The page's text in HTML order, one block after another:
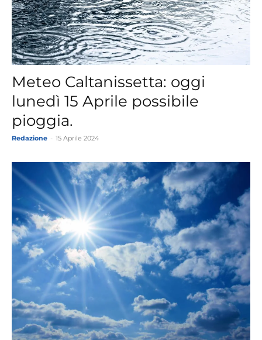
Meteo Caltanissetta: oggi
lunedì 15 Aprile possibile
pioggia.
Redazione 15 Aprile 2024